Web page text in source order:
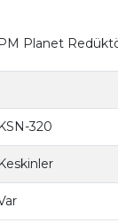
Planet
KSN-320
Keskinler